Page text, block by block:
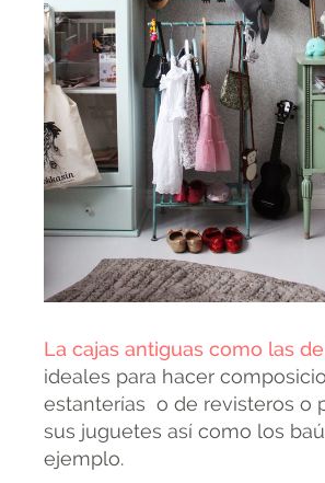
La cajas antiguas como las
ideales para hacer
estanterías o de revisteros o
sus juguetes así como los
ejemplo.